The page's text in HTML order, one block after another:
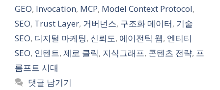
GEO, Invocation, MCP, Model Context Protocol,
SEO, Trust Layer, 거버넌스, 구조화 데이터, 기술
SEO, 디지털 마케팅, 신뢰도, 에이전틱 웹, 엔티티
SEO, 인텐트, 제로 클릭, 지식그래프, 콘텐츠 전략, 프
롬프트 시대
댓글 남기기